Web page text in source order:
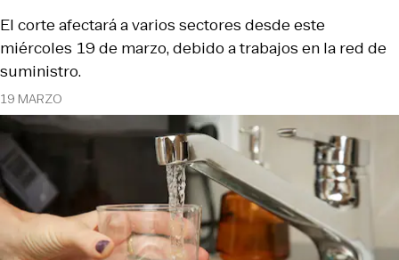
19 MARZO
El corte afectará a varios sectores desde este
miércoles 19 de marzo, debido a trabajos en la red de
suministro.